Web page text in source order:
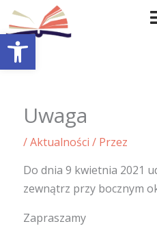
Otwórz pasek narzędzi
Przejdź
do
treści
Uwaga
/Aktualności / Przez
Do dnia 9 kwietnia 2021
zewnątrz przy bocznym
Zapraszamy